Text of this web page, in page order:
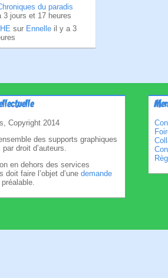
du paradis
3 jours et 17 heures
sur Ennelle il y a 3
Copyright 2014
des supports graphiques
droit d’auteurs.
en dehors des services
doit faire l’objet d’une demande
préalable.